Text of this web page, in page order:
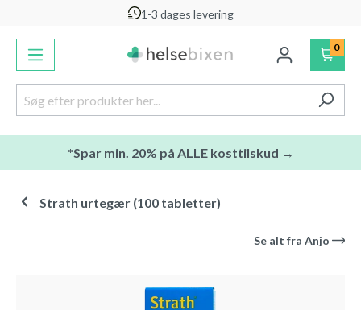
1-3 dages levering
0
*Spar min. 20% på ALLE kosttilskud →
Strath urtegær (100 tabletter)
Se alt fra Anjo
Spring over billedgalleri